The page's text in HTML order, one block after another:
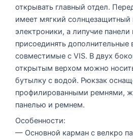
открывать главный отдел.
имеет мягкий
электроники, а липучие панели
присоединять дополнительные
совместимые с VIS. В двух
открытым верхом можно
бутылку с водой. Рюкзак
профилированными ремнями,
панелью и ремнем.
Особенности:
— Основной карман с велкро